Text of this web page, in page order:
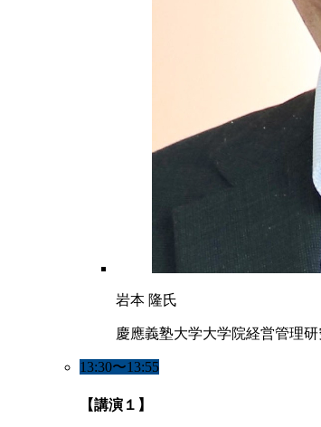
岩本 隆氏
慶應義塾大学大学院経営管理
13:30〜13:55
【講演１】